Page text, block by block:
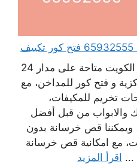
خدمات شركة قص خرسانة الكويت متاحة على مدار 24
و فتح كور للمداخن، مع
تخريم للمكيفات،
والابواب من قبل أفضل
قص خرسانة بدون
مع امكانية قص خرسانة
... اقرأ المزيد